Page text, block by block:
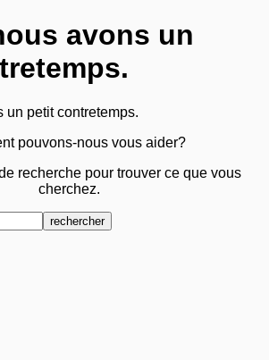
avons un
un petit contretemps.
pouvons-nous vous aider?
recherche pour trouver ce que vous
cherchez.
rechercher